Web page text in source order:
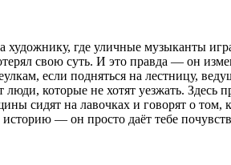
где уличные музыканты
свою суть. И это правда — он
если подняться на лестницу,
которые не хотят уезжать. Здесь
сидят на лавочках и говорят о
— он просто даёт тебе